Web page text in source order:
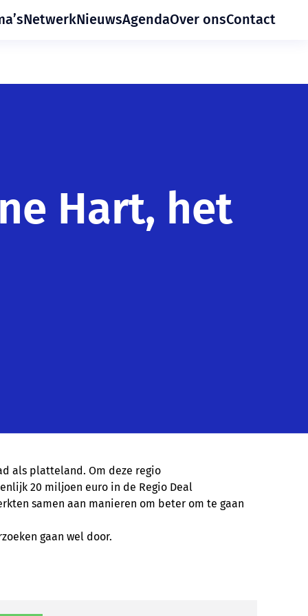
NetwerkNieuwsAgendaOver onsContact
Hart, het
als platteland. Om deze regio
20 miljoen euro in de Regio Deal
samen aan manieren om beter om te gaan
gaan wel door.